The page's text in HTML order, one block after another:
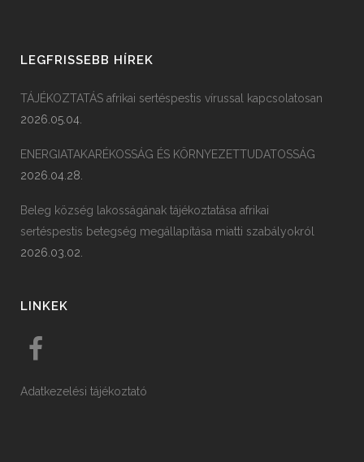
LEGFRISSEBB HÍREK
TÁJÉKOZTATÁS afrikai sertéspestis vírussal kapcsolatosan
2026.05.04.
ENERGIATAKARÉKOSSÁG ÉS KÖRNYEZETTUDATOSSÁG
2026.04.28.
Beleg község lakosságának tájékoztatása afrikai
sertéspestis betegség megállapítása miatti szabályokról
2026.03.02.
LINKEK
Adatkezelési tájékoztató